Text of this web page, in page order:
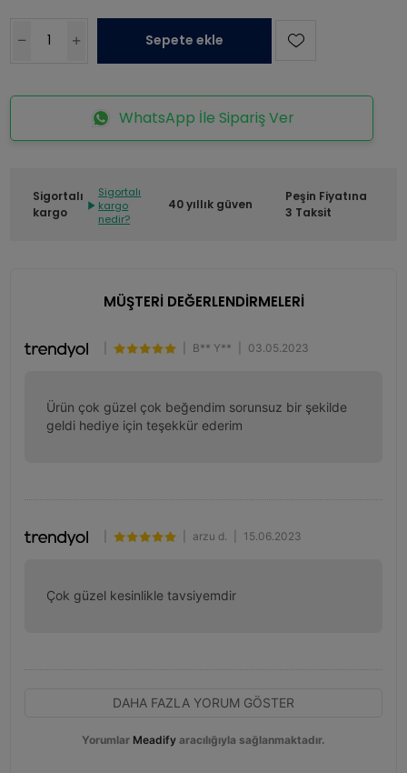
Sepete ekle
WhatsApp İle Sipariş Ver
Sigortalı
kargo
Sigortalı
kargo
nedir?
40 yıllık güven
Peşin Fiyatına
3 Taksit
MÜŞTERİ DEĞERLENDİRMELERİ
B** Y** 03.05.2023
Ürün çok güzel çok beğendim sorunsuz bir şekilde
geldi hediye için teşekkür ederim
arzu d. 15.06.2023
Çok güzel kesinlikle tavsiyemdir
DAHA FAZLA YORUM GÖSTER
Yorumlar Meadify aracılığıyla sağlanmaktadır.